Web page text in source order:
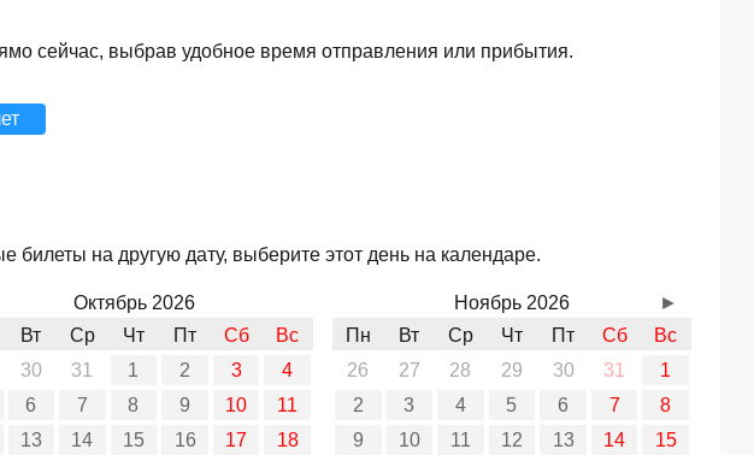
сейчас, выбрав удобное время отправления или прибытия.
на другую дату, выберите этот день на календаре.
Октябрь 2026
Вт Ср Чт Пт Сб
Вс
30 31 1 2 3
4
6 7 8 9 10
11
13 14 15 16 17
18
Ноябрь 2026
Пн
Вт Ср Чт Пт Сб
Вс
26
27 28 29 30 31
1
2
3 4 5 6 7
8
9
10 11 12 13 14
15
►